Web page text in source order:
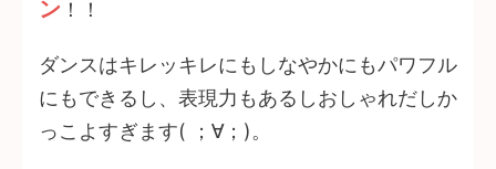
ン ！！
ダンスはキレッキレにもしなやかにもパワフル
にもできるし、表現力もあるしおしゃれだしか
っこよすぎます( ；∀；)。